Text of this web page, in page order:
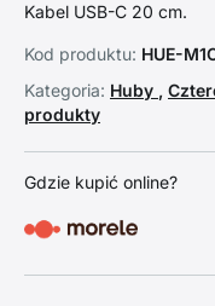
Kabel USB-C 20 cm.
Kod produktu: HUE-
Kategoria: Huby ,
produkty
Gdzie kupić online?